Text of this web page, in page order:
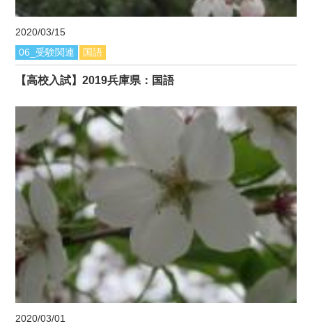
2020/03/15
06_受験関連
国語
【高校入試】2019兵庫県：国語
2020/03/01